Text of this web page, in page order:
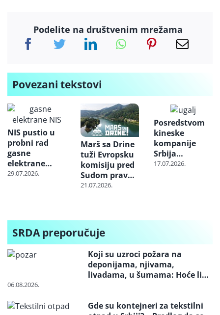
Podelite na društvenim mrežama
Povezani tekstovi
NIS pustio u
probni rad
gasne
elektrane
“Banatsko
29.07.2026.
Marš sa Drine
tuži Evropsku
komisiju pred
Sudom pravde
EU zbog
21.07.2026.
Posredstvom
kineske
kompanije
Srbija
nabavlja
17.07.2026.
SRDA preporučuje
Koji su uzroci požara na
deponijama, njivama,
livadama, u šumama: Hoće li
06.08.2026.
Gde su kontejneri za tekstilni